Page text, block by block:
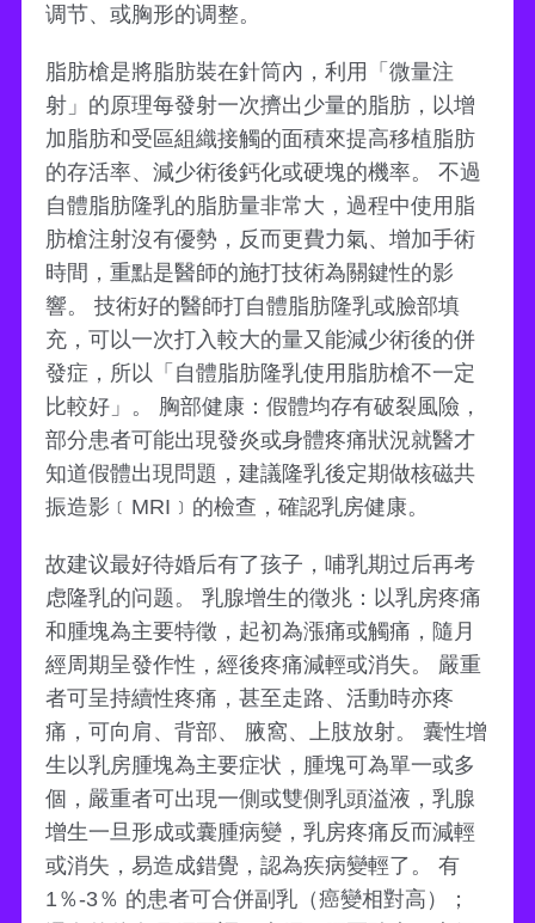
调节、或胸形的调整。
脂肪槍是將脂肪裝在針筒內，利用「微量注
射」的原理每發射一次擠出少量的脂肪，以增
加脂肪和受區組織接觸的面積來提高移植脂肪
的存活率、減少術後鈣化或硬塊的機率。 不過
自體脂肪隆乳的脂肪量非常大，過程中使用脂
肪槍注射沒有優勢，反而更費力氣、增加手術
時間，重點是醫師的施打技術為關鍵性的影
響。 技術好的醫師打自體脂肪隆乳或臉部填
充，可以一次打入較大的量又能減少術後的併
發症，所以「自體脂肪隆乳使用脂肪槍不一定
比較好」。 胸部健康：假體均存有破裂風險，
部分患者可能出現發炎或身體疼痛狀況就醫才
知道假體出現問題，建議隆乳後定期做核磁共
振造影﹝MRI﹞的檢查，確認乳房健康。
故建议最好待婚后有了孩子，哺乳期过后再考
虑隆乳的问题。 乳腺增生的徵兆：以乳房疼痛
和腫塊為主要特徵，起初為漲痛或觸痛，隨月
經周期呈發作性，經後疼痛減輕或消失。 嚴重
者可呈持續性疼痛，甚至走路、活動時亦疼
痛，可向肩、背部、 腋窩、上肢放射。 囊性增
生以乳房腫塊為主要症状，腫塊可為單一或多
個，嚴重者可出現一側或雙側乳頭溢液，乳腺
增生一旦形成或囊腫病變，乳房疼痛反而減輕
或消失，易造成錯覺，認為疾病變輕了。 有
1％-3％ 的患者可合併副乳（癌變相對高）；